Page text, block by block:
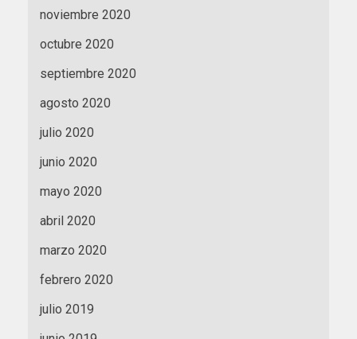
noviembre 2020
octubre 2020
septiembre 2020
agosto 2020
julio 2020
junio 2020
mayo 2020
abril 2020
marzo 2020
febrero 2020
julio 2019